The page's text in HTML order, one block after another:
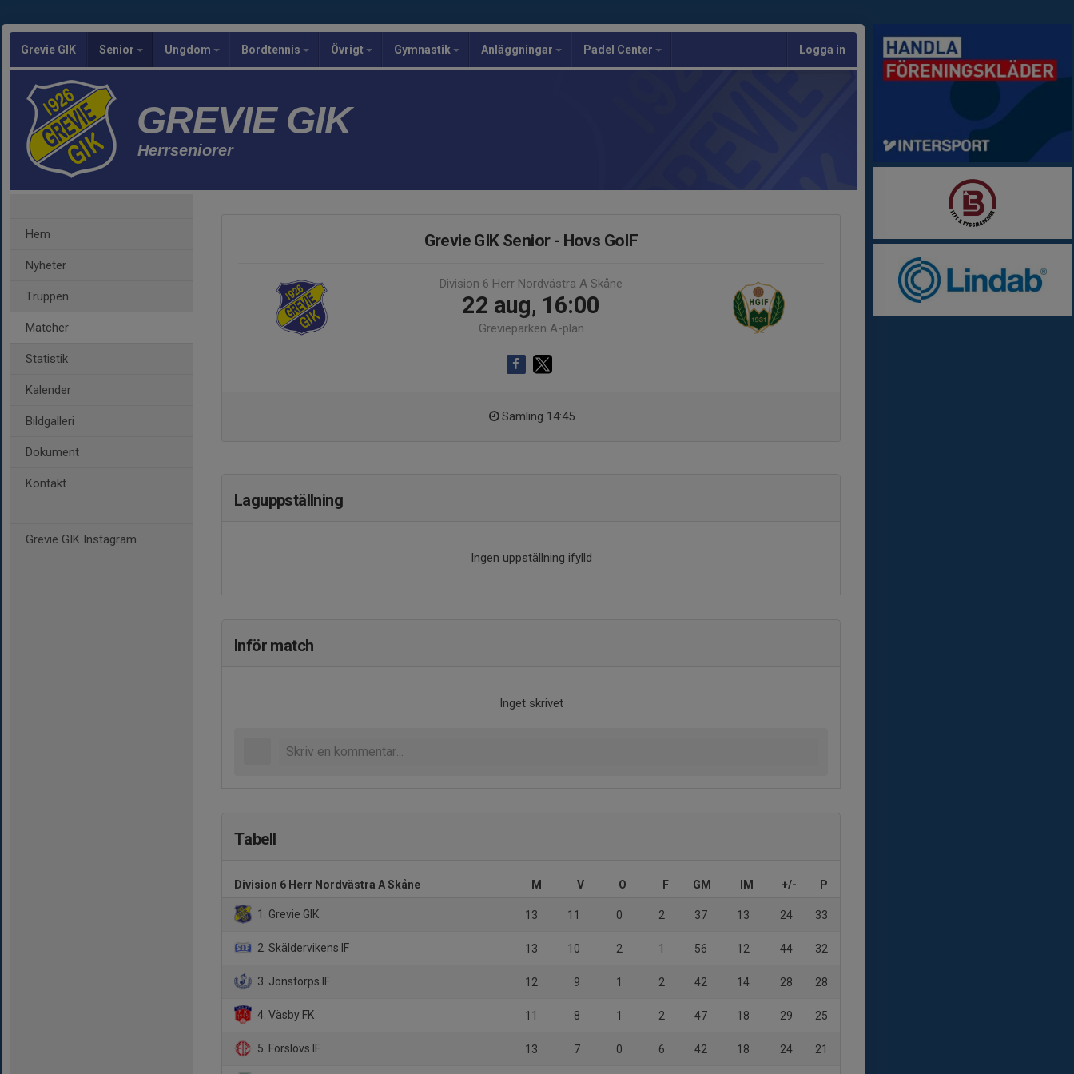
Grevie GIK Senior Ungdom Bordtennis Övrigt Gymnastik Anläggningar Padel Center Logga in
GREVIE GIK
Herrseniorer
Hem
Nyheter
Truppen
Matcher
Statistik
Kalender
Bildgalleri
Dokument
Kontakt
Grevie GIK Instagram
Grevie GIK Senior - Hovs GoIF
Division 6 Herr Nordvästra A Skåne
22 aug, 16:00
Grevieparken A-plan
Samling 14:45
Laguppställning
Ingen uppställning ifylld
Inför match
Inget skrivet
Tabell
Division 6 Herr Nordvästra A Skåne M V O F GM IM +/- P
1. Grevie GIK 13 11 0 2 37 13 24 33
2. Skäldervikens IF 13 10 2 1 56 12 44 32
3. Jonstorps IF 12 9 1 2 42 14 28 28
4. Väsby FK 11 8 1 2 47 18 29 25
5. Förslövs IF 13 7 0 6 42 18 24 21